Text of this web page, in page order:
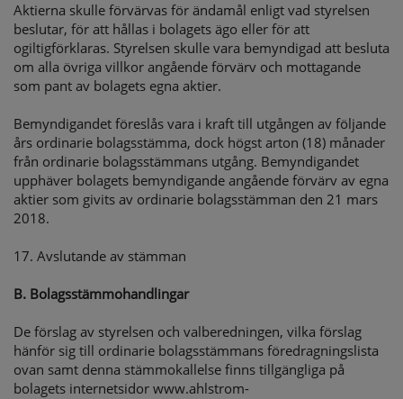
Aktierna skulle förvärvas för ändamål enligt vad styrelsen
beslutar, för att hållas i bolagets ägo eller för att
ogiltigförklaras. Styrelsen skulle vara bemyndigad att besluta
om alla övriga villkor angående förvärv och mottagande
som pant av bolagets egna aktier.
Bemyndigandet föreslås vara i kraft till utgången av följande
års ordinarie bolagsstämma, dock högst arton (18) månader
från ordinarie bolagsstämmans utgång. Bemyndigandet
upphäver bolagets bemyndigande angående förvärv av egna
aktier som givits av ordinarie bolagsstämman den 21 mars
2018.
17. Avslutande av stämman
B. Bolagsstämmohandlingar
De förslag av styrelsen och valberedningen, vilka förslag
hänför sig till ordinarie bolagsstämmans föredragningslista
ovan samt denna stämmokallelse finns tillgängliga på
bolagets internetsidor www.ahlstrom-